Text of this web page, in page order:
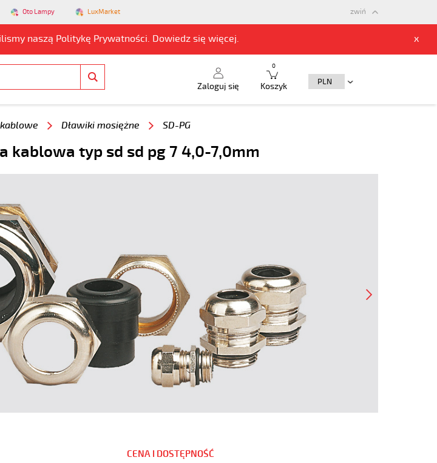
Oto Lampy LuxMarket
naszą Politykę Prywatności. Dowiedz się więcej. x
zwiń
Zaloguj się Koszyk
0
Dławiki mosiężne SD-PG
kablowa typ sd sd pg 7 4,0-7,0mm
CENA I DOSTĘPNOŚĆ